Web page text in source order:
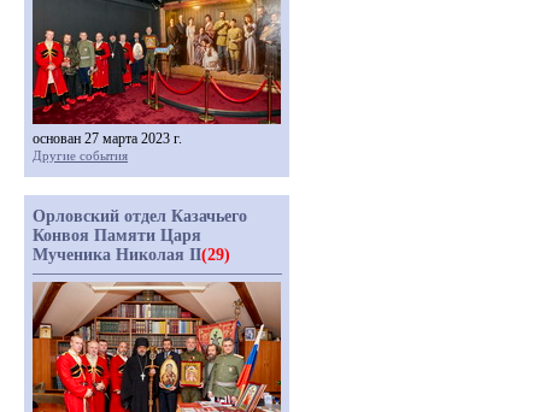
основан 27 марта 2023 г.
Другие события
Орловский отдел Казачьего
Конвоя Памяти Царя
Мученика Николая II(29)